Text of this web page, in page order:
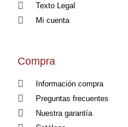
Texto Legal
Mi cuenta
Compra
Información compra
Preguntas frecuentes
Nuestra garantía